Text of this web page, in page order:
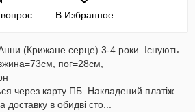
В Избранное
(Крижане серце) 3-4 роки. Існують
пог=28см,
через карту ПБ. Накладений платіж
доставку в обидві сто...